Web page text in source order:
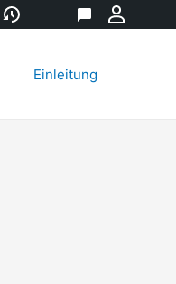
Versionsgeschichte
Diskussion
Einleitung